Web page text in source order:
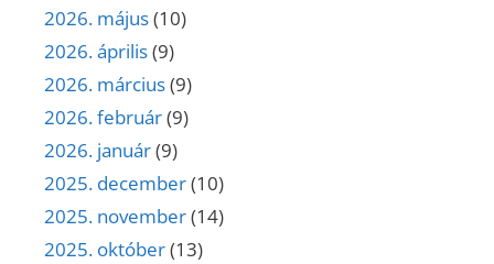
2026. május(10)
2026. április(9)
2026. március(9)
2026. február(9)
2026. január(9)
2025. december(10)
2025. november(14)
2025. október(13)